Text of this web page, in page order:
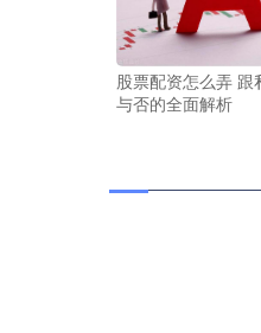
股票配资怎么弄 跟
与否的全面解析